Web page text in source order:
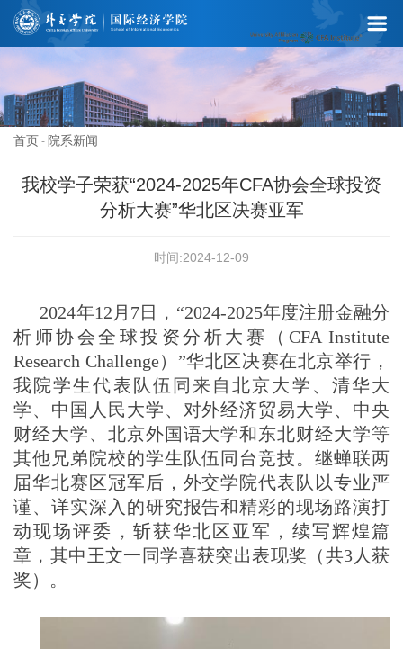
首页 - 院系新闻
我校学子荣获“2024-2025年CFA协会全球投资
分析大赛”华北区决赛亚军
时间:2024-12-09
2024年12 月 7日，“2024-2025年度注册金融分
析师协会全球投资分析大赛（ CFA Institute
Research Challenge）”华北区决赛在北京举行，
我院学生代表队伍同来自北京大学、清华大
学、中国人民大学、对外经济贸易大学、中央
财经大学、北京外国语大学和东北财经大学等
其他兄弟院校的学生队伍同台竞技。继蝉联两
届华北赛区冠军后，外交学院代表队以专业严
谨、详实深入的研究报告和精彩的现场路演打
动现场评委，斩获华北区亚军，续写辉煌篇
章，其中王文一同学喜获突出表现奖（共3 人获
奖）。